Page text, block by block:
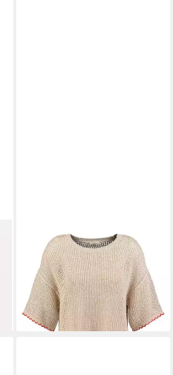
KEY LARGORundhalspullover
WKN HARBOUR round (1-tlg)
42,99 € UVP59,99 €
-28%